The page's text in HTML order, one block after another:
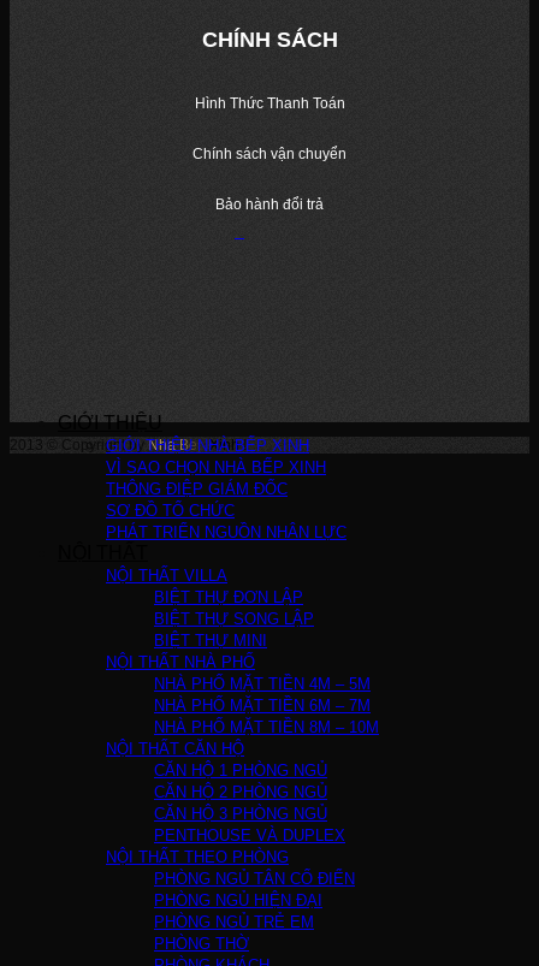
CHÍNH SÁCH
Hình Thức Thanh Toán
Chính sách vận chuyển
Bảo hành đổi trả
2013 © Copyright byNha Bep Xinh!
GIỚI THIỆU
GIỚI THIỆU NHÀ BẾP XINH
VÌ SAO CHỌN NHÀ BẾP XINH
THÔNG ĐIỆP GIÁM ĐỐC
SƠ ĐỒ TỔ CHỨC
PHÁT TRIỂN NGUỒN NHÂN LỰC
NỘI THẤT VILLA
BIỆT THỰ ĐƠN LẬP
BIỆT THỰ SONG LẬP
BIỆT THỰ MINI
NỘI THẤT NHÀ PHỐ
NHÀ PHỐ MẶT TIỀN 4M – 5M
NHÀ PHỐ MẶT TIỀN 6M – 7M
NHÀ PHỐ MẶT TIỀN 8M – 10M
NỘI THẤT CĂN HỘ
CĂN HỘ 1 PHÒNG NGỦ
CĂN HỘ 2 PHÒNG NGỦ
CĂN HỘ 3 PHÒNG NGỦ
PENTHOUSE VÀ DUPLEX
NỘI THẤT THEO PHÒNG
PHÒNG NGỦ TÂN CỔ ĐIỂN
PHÒNG NGỦ HIỆN ĐẠI
PHÒNG NGỦ TRẺ EM
PHÒNG THỜ